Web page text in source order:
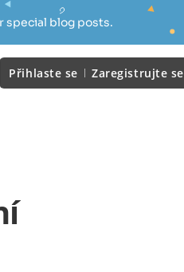
special blog posts.
Přihlaste se Zaregistrujte se